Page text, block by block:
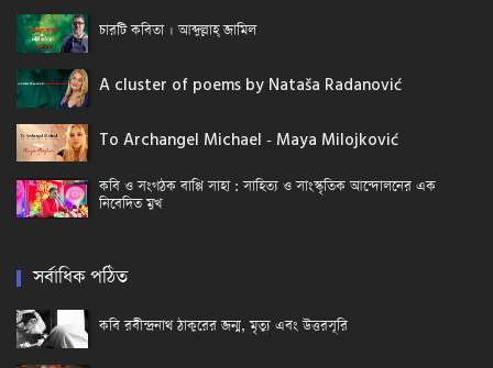
চারটি কবিতা । আব্দুল্লাহ্ জামিল
A cluster of poems by Nataša Radanović
To Archangel Michael - Maya Milojković
কবি ও সংগঠক বাপ্পি সাহা : সাহিত্য ও সাংস্কৃতিক আন্দোলনের এক
নিবেদিত মুখ
সর্বাধিক পঠিত
কবি রবীন্দ্রনাথ ঠাকুরের জন্ম, মৃত্যু এবং উত্তরসূরি